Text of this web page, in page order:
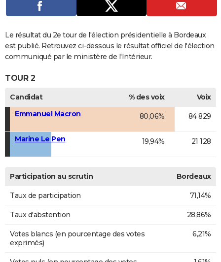
Le résultat du 2e tour de l'élection présidentielle à Bordeaux
est publié. Retrouvez ci-dessous le résultat officiel de l'élection
communiqué par le ministère de l'Intérieur.
TOUR 2
Candidat % des voix
Voix
Emmanuel Macron
80,06% 84 829
Marine Le Pen 19,94% 21 128
Participation au scrutin Bordeaux
Taux de participation 71,14%
Taux d'abstention 28,86%
Votes blancs (en pourcentage des votes
exprimés)
6,21%